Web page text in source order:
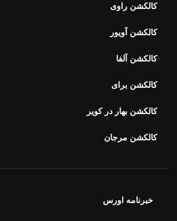
کالکشن راوی
کالکشن آویور
کالکشن آلفا
کالکشن برای
کالکشن بهار در کویر
کالکشن مرجان
خبرنامه اورس